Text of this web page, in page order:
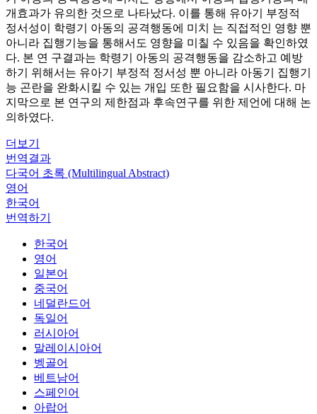
개효과가 유의한 것으로 나타났다. 이를 통해 유아기 부정적
정서성이 학령기 아동의 공격행동에 미치 는 직접적인 영향 뿐
아니라 집행기능을 통해서도 영향을 미칠 수 있음을 확인하였
다. 본 연 구결과는 학령기 아동의 공격행동을 감소하고 예방
하기 위해서는 유아기 부정적 정서성 뿐 아니라 아동기 집행기
능 곤란을 완화시킬 수 있는 개입 또한 필요함을 시사한다. 마
지막으로 본 연구의 제한점과 후속연구를 위한 제언에 대해 논
의하였다.
더보기
번역결과
다국어 초록 (Multilingual Abstract)
영어
한국어
번역하기
한국어
영어
일본어
중국어
네덜란드어
독일어
러시아어
말레이시아어
벵골어
베트남어
스페인어
아랍어